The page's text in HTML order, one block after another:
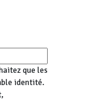
que les
identité.